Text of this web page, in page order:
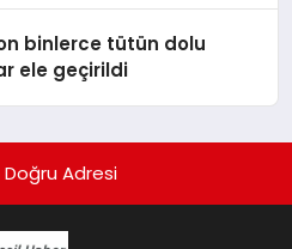
binlerce tütün dolu
ele geçirildi
Adresi